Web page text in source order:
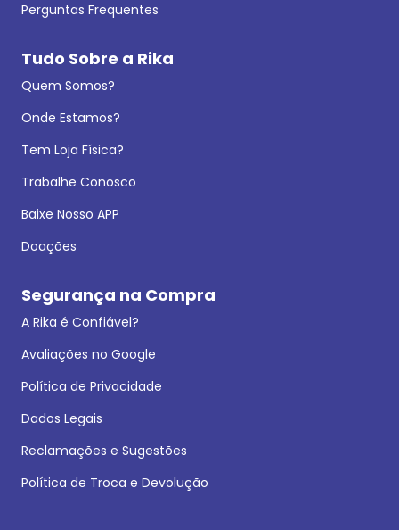
Perguntas Frequentes
Tudo Sobre a Rika
Quem Somos?
Onde Estamos?
Tem Loja Física?
Trabalhe Conosco
Baixe Nosso APP
Doações
Segurança na Compra
A Rika é Confiável?
Avaliações no Google
Política de Privacidade
Dados Legais
Reclamações e Sugestões
Política de Troca e Devolução